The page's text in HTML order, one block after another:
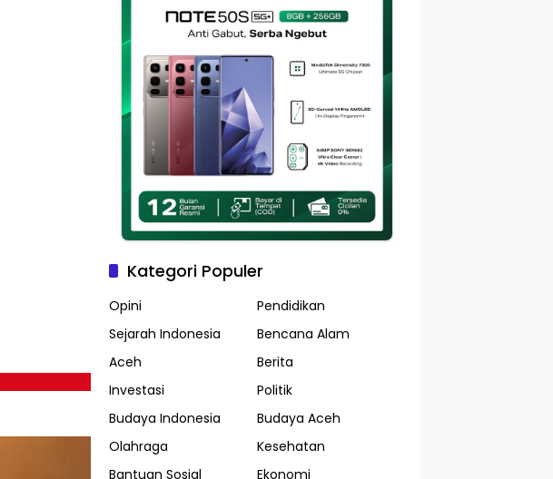
Kategori Populer
Opini
Pendidikan
Sejarah Indonesia
Bencana Alam
Aceh
Berita
Investasi
Politik
Budaya Indonesia
Budaya Aceh
Olahraga
Kesehatan
Bantuan Sosial
Ekonomi